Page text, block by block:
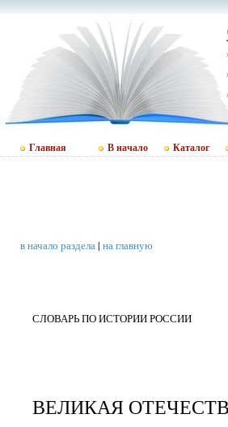
Главная В начало Каталог
в начало раздела| на главную
СЛОВАРЬ ПО ИСТОРИИ РОССИИ
ВЕЛИКАЯ